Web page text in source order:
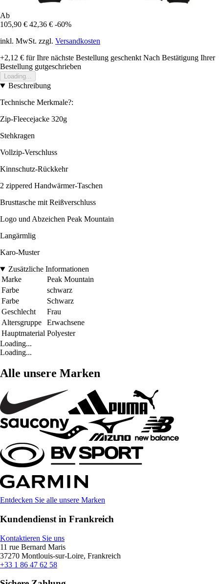
Ab
105,90 € 42,36 € -60%
inkl. MwSt. zzgl. Versandkosten
+2,12 € für Ihre nächste Bestellung geschenkt Nach Bestätigung Ihrer
Bestellung gutgeschrieben
Loading...
Beschreibung
Technische Merkmale?:
Zip-Fleecejacke 320g
Stehkragen
Vollzip-Verschluss
Kinnschutz-Rückkehr
2 zippered Handwärmer-Taschen
Brusttasche mit Reißverschluss
Logo und Abzeichen Peak Mountain
Langärmlig
Karo-Muster
Zusätzliche Informationen
Marke
Peak Mountain
Farbe
schwarz
Farbe
Schwarz
Geschlecht
Frau
Altersgruppe
Erwachsene
Hauptmaterial Polyester
Loading...
Loading...
Alle unsere Marken
Entdecken Sie alle unsere Marken
Kundendienst in Frankreich
Kontaktieren Sie uns
11 rue Bernard Maris
37270 Montlouis-sur-Loire, Frankreich
+33 1 86 47 62 58